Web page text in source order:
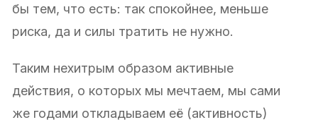
бы тем, что есть: так спокойнее, меньше
риска, да и силы тратить не нужно.
Таким нехитрым образом активные
действия, о которых мы мечтаем, мы сами
же годами откладываем её (активность)